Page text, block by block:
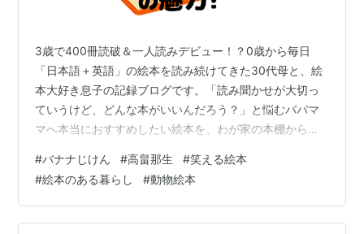
3歳で400冊読破＆一人読みデビュー！？0歳から毎日
「日本語＋英語」の絵本を読み続けてきた30代母と、絵
本大好き息子の記録ブログです。「読み聞かせが大切っ
ていうけど、どんな本がいいんだろう？」と悩むパパマ
マへ本当におすすめしたい絵本を、わが家の本棚から厳
もお届けしています✍気になる絵本があったら、ぜひ読
者登録おねがいします♬ ＊＊＊ 今回は、家族全員で爆笑
したシュールギャグの傑作『バナナじけん』をご紹介し
ます。一本のバナナが車から落ち、それをサルが見つけ
#バナナじけん #高畠那生 #笑える絵本
#絵本のある暮らし #動物絵本